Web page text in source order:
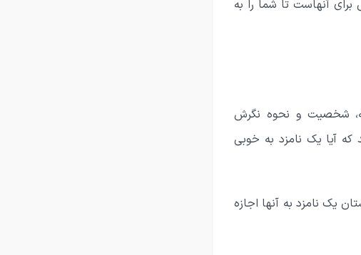
آنهاست تا شما را به
شخصیت و نحوه نگرش
آیا یک نامزد به خوبی
یک نامزد به آنها اجازه